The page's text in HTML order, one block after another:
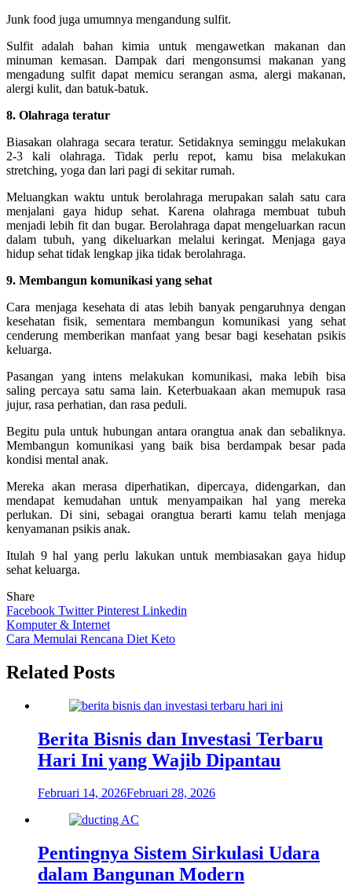
Junk food juga umumnya mengandung sulfit.
Sulfit adalah bahan kimia untuk mengawetkan makanan dan
minuman kemasan. Dampak dari mengonsumsi makanan yang
mengadung sulfit dapat memicu serangan asma, alergi makanan,
alergi kulit, dan batuk-batuk.
8. Olahraga teratur
Biasakan olahraga secara teratur. Setidaknya seminggu melakukan
2-3 kali olahraga. Tidak perlu repot, kamu bisa melakukan
stretching, yoga dan lari pagi di sekitar rumah.
Meluangkan waktu untuk berolahraga merupakan salah satu cara
menjalani gaya hidup sehat. Karena olahraga membuat tubuh
menjadi lebih fit dan bugar. Berolahraga dapat mengeluarkan racun
dalam tubuh, yang dikeluarkan melalui keringat. Menjaga gaya
hidup sehat tidak lengkap jika tidak berolahraga.
9. Membangun komunikasi yang sehat
Cara menjaga kesehata di atas lebih banyak pengaruhnya dengan
kesehatan fisik, sementara membangun komunikasi yang sehat
cenderung memberikan manfaat yang besar bagi kesehatan psikis
keluarga.
Pasangan yang intens melakukan komunikasi, maka lebih bisa
saling percaya satu sama lain. Keterbuakaan akan memupuk rasa
jujur, rasa perhatian, dan rasa peduli.
Begitu pula untuk hubungan antara orangtua anak dan sebaliknya.
Membangun komunikasi yang baik bisa berdampak besar pada
kondisi mental anak.
Mereka akan merasa diperhatikan, dipercaya, didengarkan, dan
mendapat kemudahan untuk menyampaikan hal yang mereka
perlukan. Di sini, sebagai orangtua berarti kamu telah menjaga
kenyamanan psikis anak.
Itulah 9 hal yang perlu lakukan untuk membiasakan gaya hidup
sehat keluarga.
Share
Facebook TwitterPinterest Linkedin
Navigasi
pos
Komputer & Internet
Cara Memulai Rencana Diet Keto
Related Posts
Berita Bisnis dan Investasi Terbaru
Hari Ini yang Wajib Dipantau
Februari 14, 2026Februari 28, 2026
Pentingnya Sistem Sirkulasi Udara
dalam Bangunan Modern